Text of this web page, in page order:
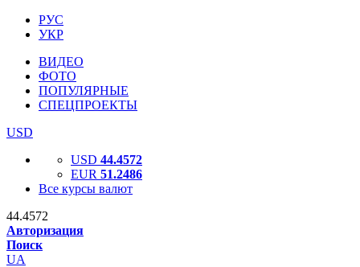
РУС
УКР
ВИДЕО
ФОТО
ПОПУЛЯРНЫЕ
СПЕЦПРОЕКТЫ
USD
USD 44.4572
EUR 51.2486
Все курсы валют
44.4572
Авторизация
Поиск
UA